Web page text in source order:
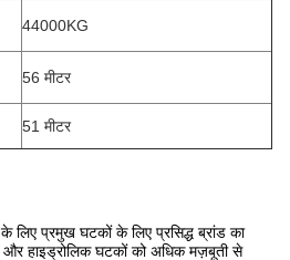
44000KG
56 मीटर
51 मीटर
लिए प्रमुख घटकों के लिए प्रसिद्ध ब्रांड का
हाइड्रोलिक घटकों को अधिक मज़बूती से